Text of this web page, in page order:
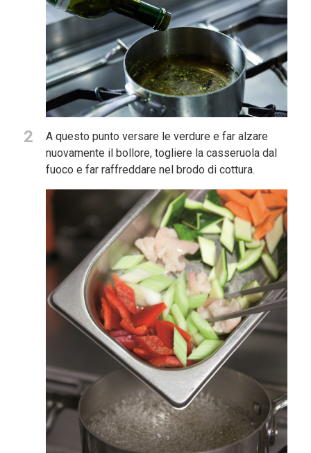
2
A questo punto versare le verdure e far alzare
nuovamente il bollore, togliere la casseruola dal
fuoco e far raffreddare nel brodo di cottura.